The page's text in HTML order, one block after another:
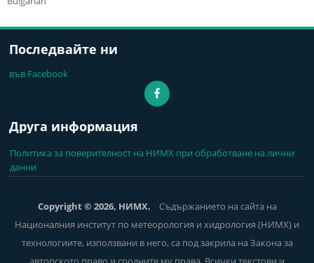
Последвайте ни
във Facebook
Друга информация
Политика за поверителност на НИМХ при обработване на лични
данни
Copyright © 2026, НИМХ. Съдържанието на сайта на
Националния институт по метеорология и хидрология (НИМХ) и
технологиите, използвани в него, са под закрила на Закона за